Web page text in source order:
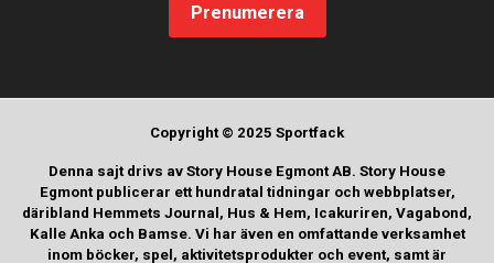
Prenumerera
Copyright © 2025 Sportfack
Denna sajt drivs av Story House Egmont AB. Story House
Egmont publicerar ett hundratal tidningar och webbplatser,
däribland Hemmets Journal, Hus & Hem, Icakuriren, Vagabond,
Kalle Anka och Bamse. Vi har även en omfattande verksamhet
inom böcker, spel, aktivitetsprodukter och event, samt är